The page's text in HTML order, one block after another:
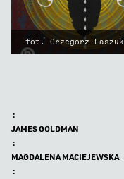
fot. Grzegorz Laszuk
:
JAMES GOLDMAN
:
MAGDALENA MACIEJEWSKA
: